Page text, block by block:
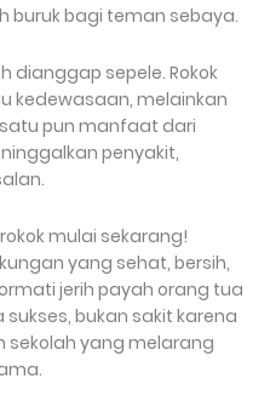
buruk bagi teman sebaya.
dianggap sepele. Rokok
kedewasaan, melainkan
pun manfaat dari
penyakit,
mulai sekarang!
yang sehat, bersih,
jerih payah orang tua
bukan sakit karena
sekolah yang melarang